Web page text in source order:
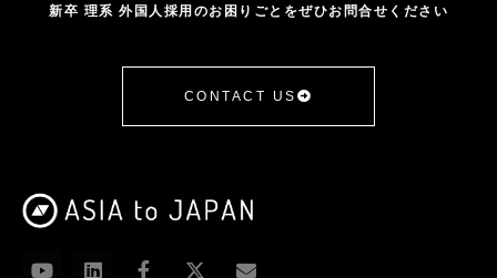
新卒 理系 外国人採用のお困りごとをぜひお問合せください
CONTACT US